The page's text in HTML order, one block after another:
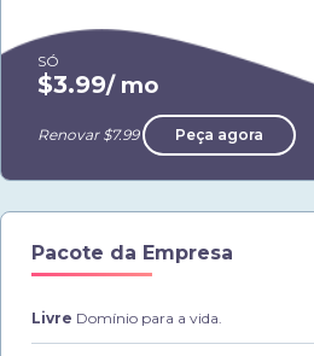
SÓ
$3.99/ mo
Renovar $7.99 Peça agora
Pacote da Empresa
Livre Domínio para a vida.